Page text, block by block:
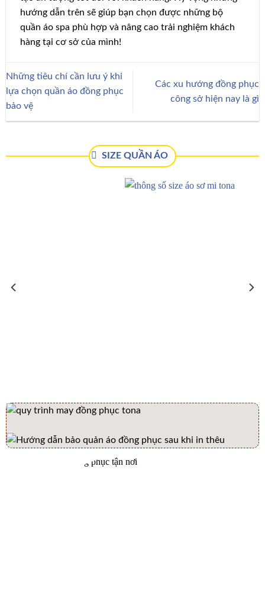
hướng dẫn trên sẽ giúp bạn chọn được những bộ
quần áo spa phù hợp và nâng cao trải nghiệm khách
hàng tại cơ sở của mình!
Những tiêu chí cần lưu ý khi
lựa chọn quần áo đồng phục
bảo vệ
Các xu hướng đồng phục
công sở hiện nay là gì
SIZE QUẦN ÁO